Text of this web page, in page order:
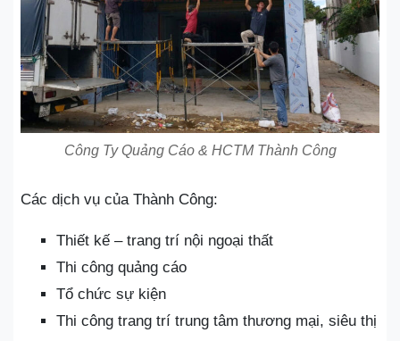
Công Ty Quảng Cáo & HCTM Thành Công
Các dịch vụ của Thành Công:
Thiết kế – trang trí nội ngoại thất
Thi công quảng cáo
Tổ chức sự kiện
Thi công trang trí trung tâm thương mại, siêu thị